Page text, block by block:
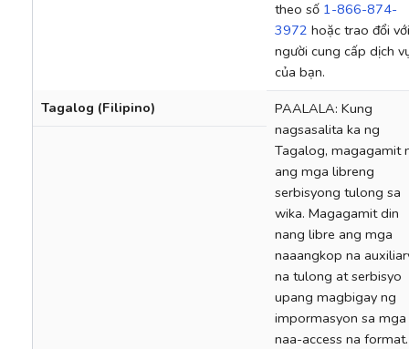
theo số 1-866-874-
3972 hoặc trao đổi với
người cung cấp dịch
của bạn.
Tagalog (Filipino)
PAALALA: Kung
nagsasalita ka ng
Tagalog, magagamit
ang mga libreng
serbisyong tulong sa
wika. Magagamit din
nang libre ang mga
naaangkop na
na tulong at serbisyo
upang magbigay ng
impormasyon sa mga
naa-access na format.